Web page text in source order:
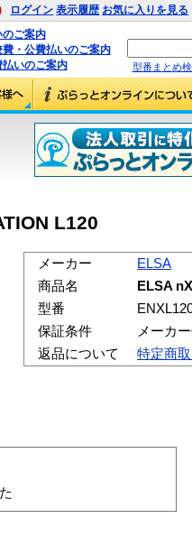
ログイン 表示履歴 お気に入りを見る
ご案内
・公費払いのご案内
いのご案内
型番まとめ
STATION
メーカー
ELSA
商品名
型番
保証条件
メーカ
返品について
特定商